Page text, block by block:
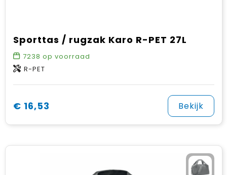
Sporttas / rugzak Karo R-PET 27L
7238 op voorraad
R-PET
€ 16,53 Bekijk